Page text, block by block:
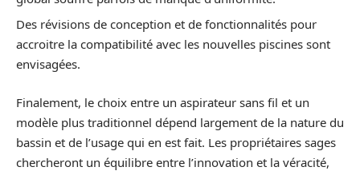
Des révisions de conception et de fonctionnalités pour
accroitre la compatibilité avec les nouvelles piscines sont
envisagées.
Finalement, le choix entre un aspirateur sans fil et un
modèle plus traditionnel dépend largement de la nature du
bassin et de l’usage qui en est fait. Les propriétaires sages
chercheront un équilibre entre l’innovation et la véracité,